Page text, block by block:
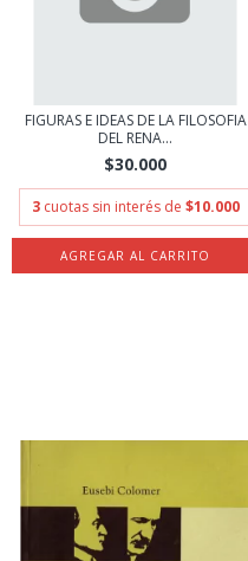
FIGURAS E IDEAS DE LA FILOSOFIA
DEL RENA...
$30.000
3 cuotas sin interés de $10.000